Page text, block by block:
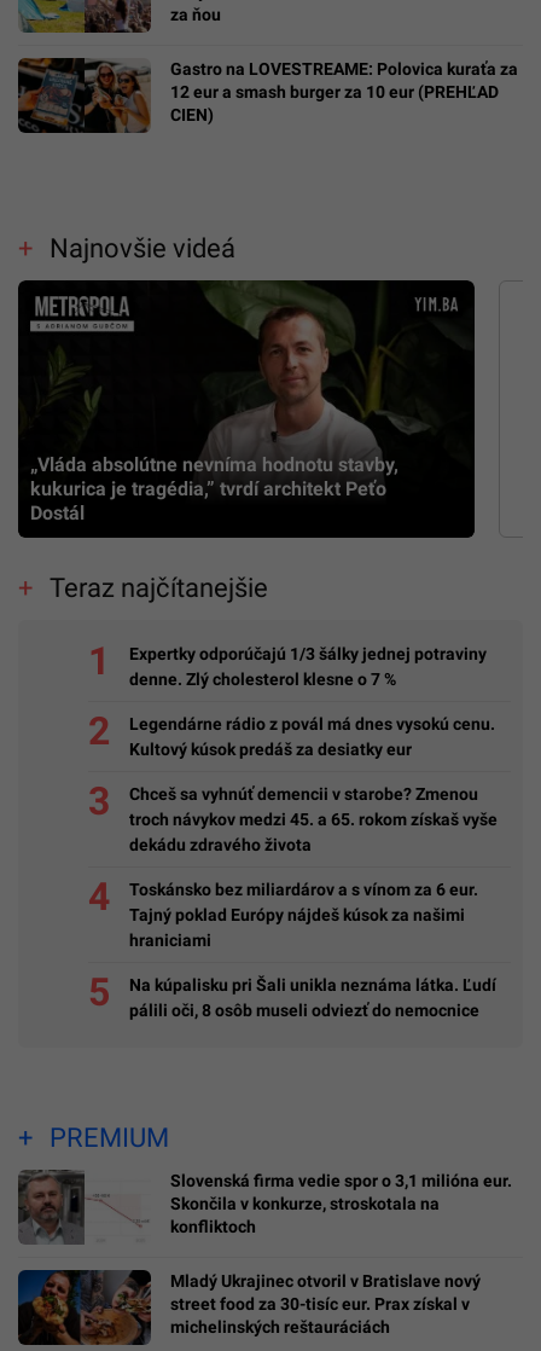
za ňou
Gastro na LOVESTREAME: Polovica kuraťa za
12 eur a smash burger za 10 eur (PREHĽAD
CIEN)
Najnovšie videá
„Vláda absolútne nevníma hodnotu stavby,
kukurica je tragédia,” tvrdí architekt Peťo
Dostál
Teraz najčítanejšie
Expertky odporúčajú 1/3 šálky jednej potraviny
denne. Zlý cholesterol klesne o 7 %
Legendárne rádio z povál má dnes vysokú cenu.
Kultový kúsok predáš za desiatky eur
Chceš sa vyhnúť demencii v starobe? Zmenou
troch návykov medzi 45. a 65. rokom získaš vyše
dekádu zdravého života
Toskánsko bez miliardárov a s vínom za 6 eur.
Tajný poklad Európy nájdeš kúsok za našimi
hraniciami
Na kúpalisku pri Šali unikla neznáma látka. Ľudí
pálili oči, 8 osôb museli odviezť do nemocnice
PREMIUM
Slovenská firma vedie spor o 3,1 milióna eur.
Skončila v konkurze, stroskotala na
konfliktoch
Mladý Ukrajinec otvoril v Bratislave nový
street food za 30-tisíc eur. Prax získal v
michelinských reštauráciách